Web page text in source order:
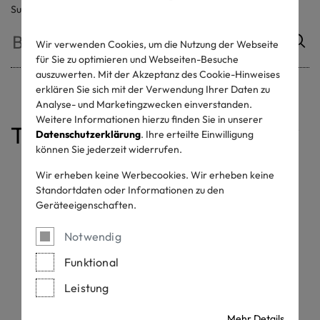
Wir verwenden Cookies, um die Nutzung der Webseite
für Sie zu optimieren und Webseiten-Besuche
auszuwerten. Mit der Akzeptanz des Cookie-Hinweises
erklären Sie sich mit der Verwendung Ihrer Daten zu
Analyse- und Marketingzwecken einverstanden.
Weitere Informationen hierzu finden Sie in unserer
Datenschutzerklärung. Ihre erteilte Einwilligung
können Sie jederzeit widerrufen.
Wir erheben keine Werbecookies. Wir erheben keine
Standortdaten oder Informationen zu den
Geräteeigenschaften.
Notwendig
Funktional
Leistung
Suche
Table of contents
Label auf Produkten
DO's und DON'Ts
Label im Marketing
Werbelabel
Lohnveredelung
Label auf Produkten
Wer darf das STANDARD 100 Label verwenden?
OEKO-TEX® Kunden mit einem gültigen STANDARD 100
Zertifikat. Vertriebspartner oder Einzelhändler, die
mindestens ein Produkt mit einem gültigen STANDARD 100
Zertifikat besitzen.